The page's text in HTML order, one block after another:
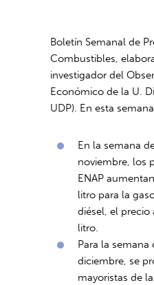
Boletín Semanal de
Combustibles,
investigador del
Económico de la U.
UDP). En esta
En la semana
noviembre, los
ENAP
litro para la
diésel, el
litro.
Para la semana
diciembre, se
mayoristas de